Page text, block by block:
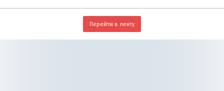
Перейти в ленту